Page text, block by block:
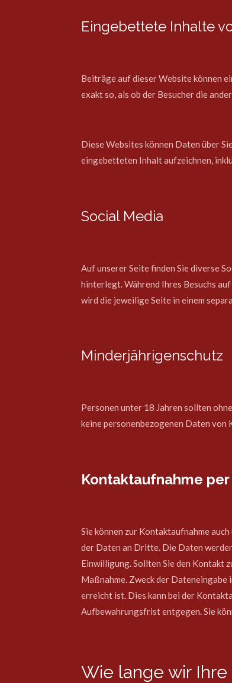
Eingebettete Inhalte
Beiträge auf dieser Website können
exakt so, als ob der Besucher die
Diese Websites können Daten über
eingebetteten Inhalt aufzeichnen,
Social Media
Auf unserer Seite finden Sie diverse
hinterlegt. Während Ihres Besuchs
wird die jeweilige Seite in einem
Minderjährigenschutz
Personen unter 18 Jahren sollten
keine personenbezogenen Daten von
Kontaktaufnahme per
Sie können zur Kontaktaufnahme
der Daten an Dritte. Die Daten
Einwilligung. Sollten Sie den Kontakt
Maßnahme. Zweck der
erreicht ist. Dies kann bei der
Aufbewahrungsfrist entgegen. Sie
Wie lange wir